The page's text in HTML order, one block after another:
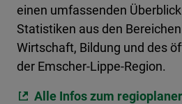
einen umfassenden
Statistiken aus den
Wirtschaft, Bildung und des
der Emscher-Lippe-Region.
Alle Infos zum regioplaner